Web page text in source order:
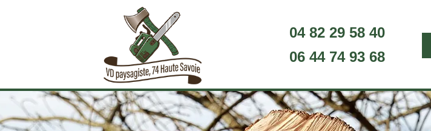
04 82 29 58 40
06 44 74 93 68